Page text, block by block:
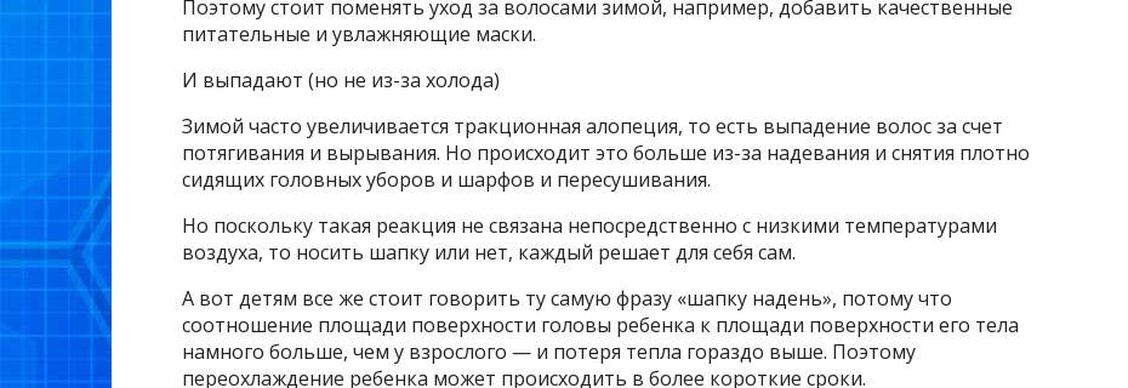
Поэтому стоит поменять уход за волосами зимой, например, добавить качественные
питательные и увлажняющие маски.
И выпадают (но не из-за холода)
Зимой часто увеличивается тракционная алопеция, то есть выпадение волос за счет
потягивания и вырывания. Но происходит это больше из-за надевания и снятия плотно
сидящих головных уборов и шарфов и пересушивания.
Но поскольку такая реакция не связана непосредственно с низкими температурами
воздуха, то носить шапку или нет, каждый решает для себя сам.
А вот детям все же стоит говорить ту самую фразу «шапку надень», потому что
соотношение площади поверхности головы ребенка к площади поверхности его тела
намного больше, чем у взрослого — и потеря тепла гораздо выше. Поэтому
переохлаждение ребенка может происходить в более короткие сроки.